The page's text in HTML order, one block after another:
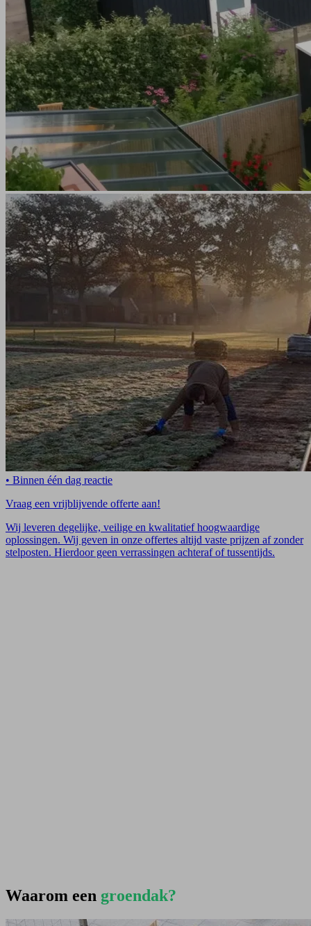
• Binnen één dag reactie
Vraag een vrijblijvende offerte aan!
Wij leveren degelijke, veilige en kwalitatief hoogwaardige
oplossingen. Wij geven in onze offertes altijd vaste prijzen af zonder
stelposten. Hierdoor geen verrassingen achteraf of tussentijds.
Waarom een groendak?